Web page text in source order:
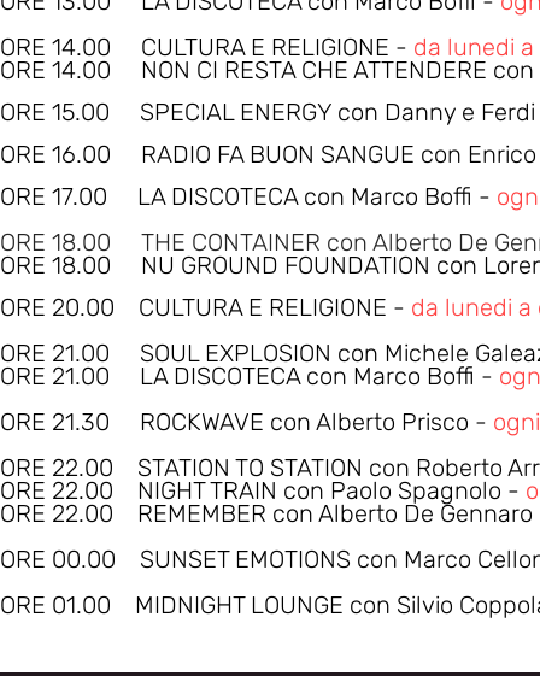
ORE 14.00 CULTURA E RELIGIONE - da lunedi
ORE 14.00 NON CI RESTA CHE ATTENDERE
ORE 15.00 SPECIAL ENERGY con Danny e
ORE 16.00 RADIO FA BUON SANGUE con
ORE 17.00 LA DISCOTECA con Marco Boffi -
ORE 18.00 THE CONTAINER con Alberto De
ORE 18.00 NU GROUND FOUNDATION con
ORE 20.00 CULTURA E RELIGIONE - da lunedi
ORE 21.00 SOUL EXPLOSION con Michele
ORE 21.00 LA DISCOTECA con Marco Boffi -
ORE 21.30 ROCKWAVE con Alberto Prisco -
ORE 22.00 STATION TO STATION con Roberto
ORE 22.00 NIGHT TRAIN con Paolo Spagnolo -
ORE 22.00 REMEMBER con Alberto De
ORE 00.00 SUNSET EMOTIONS con Marco
ORE 01.00 MIDNIGHT LOUNGE con Silvio